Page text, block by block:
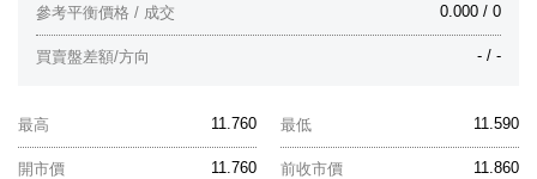
0.000 / 0
參考平衡價格 / 成交
- / -
買賣盤差額/方向
11.760
最高 11.590
最低
11.760
開市價 11.860
前收市價